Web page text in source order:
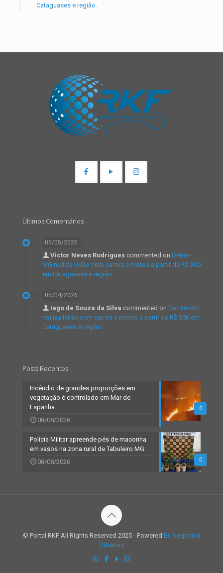
Cataguases e região.
Últimos Comentários
05/05/2026
Victor Neves Rodrigues commented on Detran-
MG realiza leilão com carros e motos a partir de R$ 300
em Cataguases e região.
05/04/2026
Iago de Souza da Silva commented on Detran-MG
realiza leilão com carros e motos a partir de R$ 300 em
Cataguases e região.
Posts Recentes
0
Incêndio de grandes proporções em
vegetação é controlado em Mar de
Espanha
08/08/2026
0
Polícia Militar apreende pés de maconha
em vasos na zona rural de Tabuleiro MG
08/08/2026
© Portal RKF All Rights Reserved 2025 - Powered By Negocios
Urbanos